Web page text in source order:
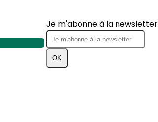
Je m'abonne à la newsletter
OK